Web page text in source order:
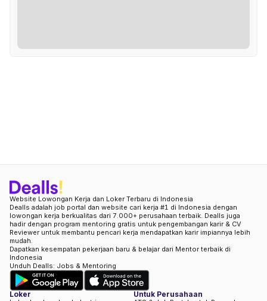
Website Lowongan Kerja dan Loker Terbaru di Indonesia
Dealls adalah job portal dan website cari kerja #1 di Indonesia dengan
lowongan kerja berkualitas dari 7.000+ perusahaan terbaik. Dealls juga
hadir dengan program mentoring gratis untuk pengembangan karir & CV
Reviewer untuk membantu pencari kerja mendapatkan karir impiannya lebih
mudah.
Dapatkan kesempatan pekerjaan baru & belajar dari Mentor terbaik di
Indonesia
Unduh Dealls: Jobs & Mentoring
Loker Untuk Perusahaan